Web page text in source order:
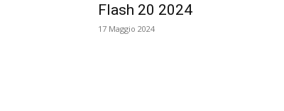
Flash 20 2024
17 Maggio 2024